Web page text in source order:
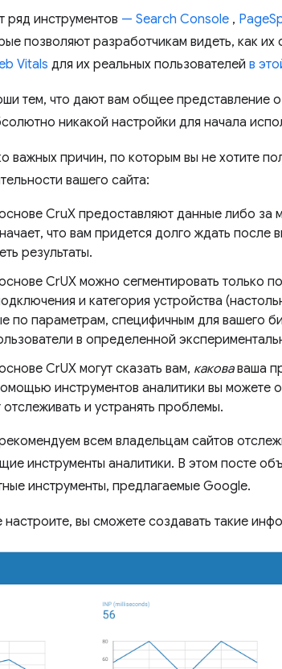
ряд инструментов — Search Console ,
позволяют разработчикам видеть, как
Vitals для их реальных пользователей в
тем, что дают вам общее представление
никакой настройки для начала
важных причин, по которым вы не хотите
вашего сайта:
CruX предоставляют данные либо
что вам придется долго ждать после
результаты.
CrUX можно сегментировать только
и категория устройства
по параметрам, специфичным для вашего
в определенной
CrUX могут сказать вам, каковаваша
инструментов аналитики вы можете
и устранять проблемы.
всем владельцам сайтов
инструменты аналитики. В этом посте
инструменты, предлагаемые Google.
настроите, вы сможете создавать такие